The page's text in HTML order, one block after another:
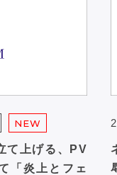
NEW
て上げる、PV
「炎上とフェ